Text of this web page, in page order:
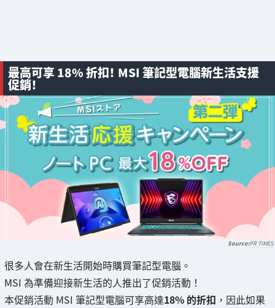
最高可享 18% 折扣！ MSI 筆記型電腦新生活支援
促銷！
PR TIMES
很多人會在新生活開始時購買筆記型電腦。
MSI 為準備迎接新生活的人推出了促銷活動！
本促銷活動 MSI 筆記型電腦可享高達18% 的折扣 ，因此如果